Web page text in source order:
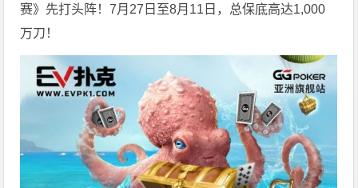
赛》先打头阵！7月27日至8月11日，总保底高达1,000
万刀！